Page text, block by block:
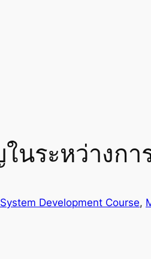
ระหว่างกา
Development Course,